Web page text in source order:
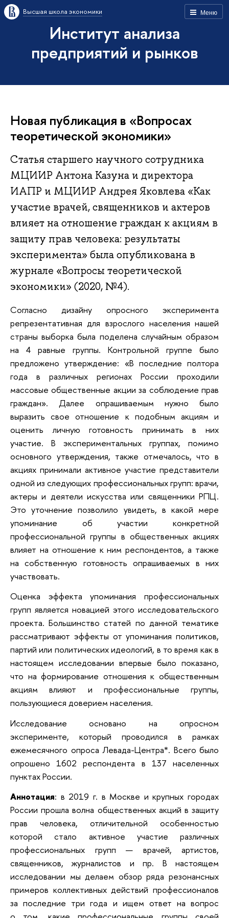
Меню
Высшая школа экономики
Институт анализа
предприятий и рынков
Новая публикация в «Вопросах
теоретической экономики»
Статья старшего научного сотрудника
МЦИИР Антона Казуна и директора
ИАПР и МЦИИР Андрея Яковлева «Как
участие врачей, священников и актеров
влияет на отношение граждан к акциям в
защиту прав человека: результаты
эксперимента» была опубликована в
журнале «Вопросы теоретической
экономики» (2020, №4).
Согласно дизайну опросного эксперимента
репрезентативная для взрослого населения нашей
страны выборка была поделена случайным образом
на 4 равные группы. Контрольной группе было
предложено утверждение: «В последние полтора
года в различных регионах России проходили
массовые общественные акции за соблюдение прав
граждан». Далее опрашиваемым нужно было
выразить свое отношение к подобным акциям и
оценить личную готовность принимать в них
участие. В экспериментальных группах, помимо
основного утверждения, также отмечалось, что в
акциях принимали активное участие представители
одной из следующих профессиональных групп: врачи,
актеры и деятели искусства или священники РПЦ.
Это уточнение позволило увидеть, в какой мере
упоминание об участии конкретной
профессиональной группы в общественных акциях
влияет на отношение к ним респондентов, а также
на собственную готовность опрашиваемых в них
участвовать.
Оценка эффекта упоминания профессиональных
групп является новацией этого исследовательского
проекта. Большинство статей по данной тематике
рассматривают эффекты от упоминания политиков,
партий или политических идеологий, в то время как в
настоящем исследовании впервые было показано,
что на формирование отношения к общественным
акциям влияют и профессиональные группы,
пользующиеся доверием населения.
Исследование основано на опросном
эксперименте, который проводился в рамках
ежемесячного опроса Левада-Центра*. Всего было
опрошено 1602 респондента в 137 населенных
пунктах России.
Аннотация: в 2019 г. в Москве и крупных городах
России прошла волна общественных акций в защиту
прав человека, отличительной особенностью
которой стало активное участие различных
профессиональных групп — врачей, артистов,
священников, журналистов и пр. В настоящем
исследовании мы делаем обзор ряда резонансных
примеров коллективных действий профессионалов
за последние три года и ищем ответ на вопрос